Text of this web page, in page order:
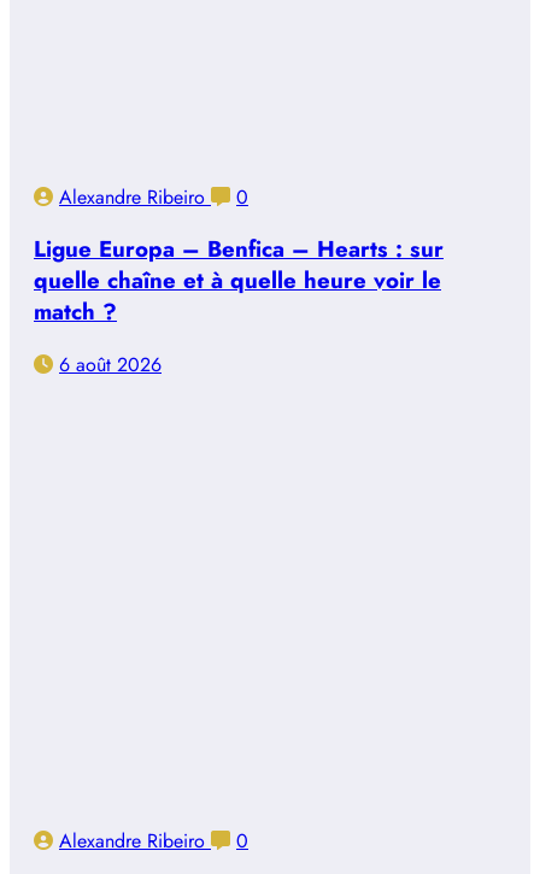
Alexandre Ribeiro 0
Ligue Europa – Benfica – Hearts : sur
quelle chaîne et à quelle heure voir le
match ?
6 août 2026
Alexandre Ribeiro 0